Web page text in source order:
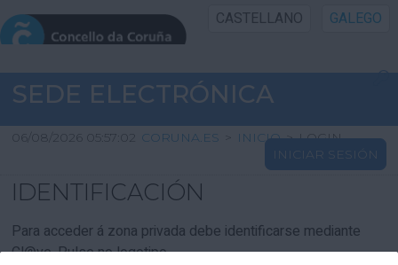
CASTELLANO GALEGO
INICIO SEDE
INICIO
INFORMACIÓN PÚBLICA
CARTAFOL CIDADÁN
SEDE ELECTRÓNICA
06/08/2026 05:57:02 CORUNA.ES > INICIO > LOGIN
INICIAR SESIÓN
IDENTIFICACIÓN
Para acceder á zona privada debe identificarse mediante
Cl@ve. Pulse no logotipo